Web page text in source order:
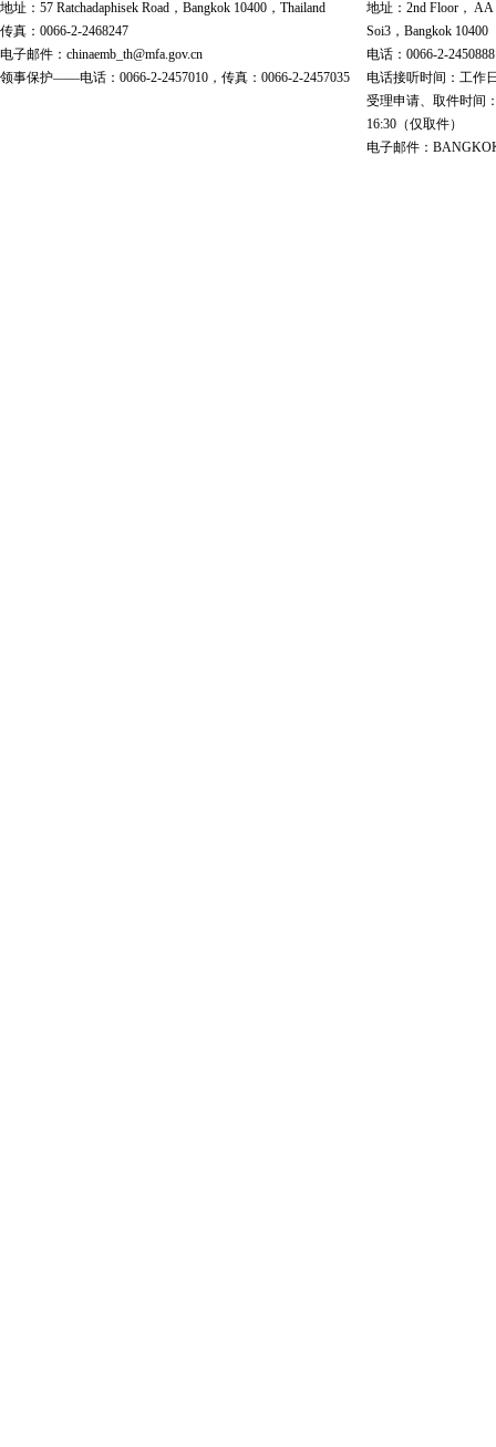
地址：57 Ratchadaphisek Road，Bangkok 10400，Thailand
传真：0066-2-2468247
电子邮件：chinaemb_th@mfa.gov.cn
领事保护——电话：0066-2-2457010，传真：0066-2-2457035
地址：2nd Floor， AA
Soi3，Bangkok 10400
电话：0066-2-
电话接听时间：工作
受理申请、取件时间
16:30（仅取件）
电子邮件：